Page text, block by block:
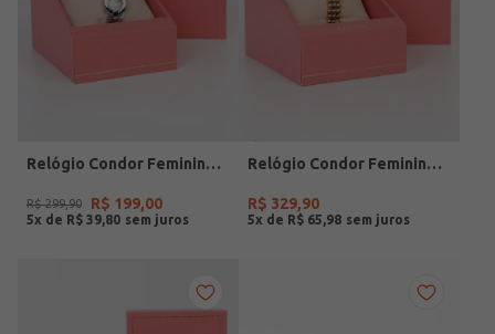
Relógio Condor Feminino PRATA
R$ 299,90 R$ 199,00
5x de R$ 39 80
Relógio Condor Feminino DOURADO
R$ 329,90
5x de R$ 65 98